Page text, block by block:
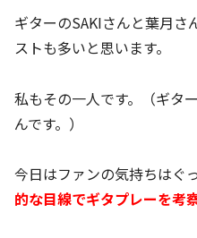
ギターのSAKIさんと葉月さ
ストも多いと思います。
私もその一人です。（ギタ
んです。）
今日はファンの気持ちはぐ
的な目線でギタプレーを考